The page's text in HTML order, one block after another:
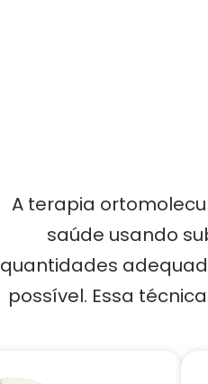
A terapia
saúde usando
quantidades
possível. Essa